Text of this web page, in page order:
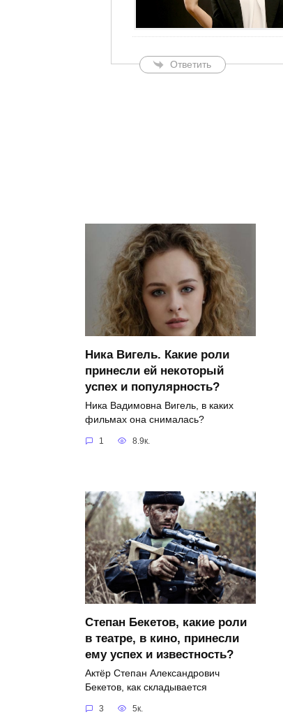
Ответить
Ника Вигель. Какие роли
принесли ей некоторый
успех и популярность?
Ника Вадимовна Вигель, в каких
фильмах она снималась?
1 8.9к.
Степан Бекетов, какие роли
в театре, в кино, принесли
ему успех и известность?
Актёр Степан Александрович
Бекетов, как складывается
3 5к.